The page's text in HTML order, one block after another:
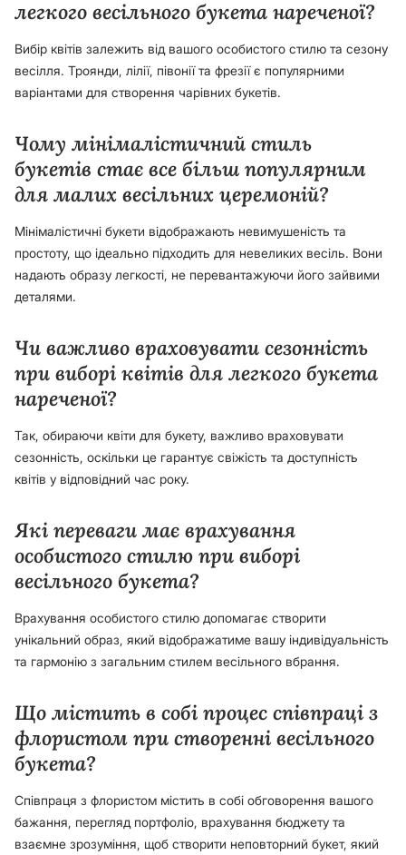
легкого весільного букета нареченої?
Вибір квітів залежить від вашого особистого стилю та сезону
весілля. Троянди, лілії, півонії та фрезії є популярними
варіантами для створення чарівних букетів.
Чому мінімалістичний стиль
букетів стає все більш популярним
для малих весільних церемоній?
Мінімалістичні букети відображають невимушеність та
простоту, що ідеально підходить для невеликих весіль. Вони
надають образу легкості, не перевантажуючи його зайвими
деталями.
Чи важливо враховувати сезонність
при виборі квітів для легкого букета
нареченої?
Так, обираючи квіти для букету, важливо враховувати
сезонність, оскільки це гарантує свіжість та доступність
квітів у відповідний час року.
Які переваги має врахування
особистого стилю при виборі
весільного букета?
Врахування особистого стилю допомагає створити
унікальний образ, який відображатиме вашу індивідуальність
та гармонію з загальним стилем весільного вбрання.
Що містить в собі процес співпраці з
флористом при створенні весільного
букета?
Співпраця з флористом містить в собі обговорення вашого
бажання, перегляд портфоліо, врахування бюджету та
взаємне зрозуміння, щоб створити неповторний букет, який